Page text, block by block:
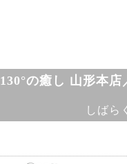
130°の癒し 山形本
しばら